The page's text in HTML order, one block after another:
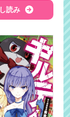
読み